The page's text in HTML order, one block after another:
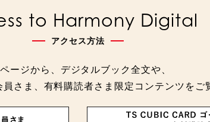
to Harmony Digital
アクセス方法
ージから、デジタルブック全文や、
さま、有料購読者さま限定コンテンツをご